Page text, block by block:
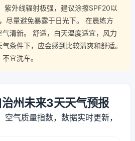
紫外线辐射极强，建议涂擦SPF20以
尽量避免暴露于日光下。 在晨练方
清新。 舒适，白天温度适宜，风力
条件下，应会感到比较清爽和舒适。
宜洗车。
州未来3天天气预报
气质量指数，数据实时更新，